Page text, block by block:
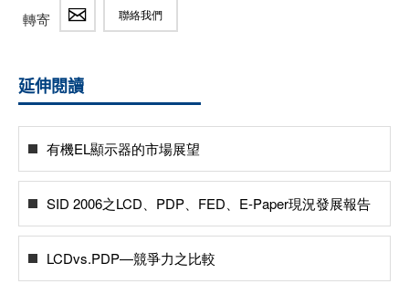
轉寄 聯絡我們
延伸閱讀
有機EL顯示器的市場展望
SID 2006之LCD、PDP、FED、E-Paper現況發展報告
LCDvs.PDP—競爭力之比較